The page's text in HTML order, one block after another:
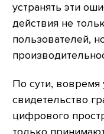
устранять эти
действия не
пользователей,
По сути, вовремя
свидетельство
цифрового